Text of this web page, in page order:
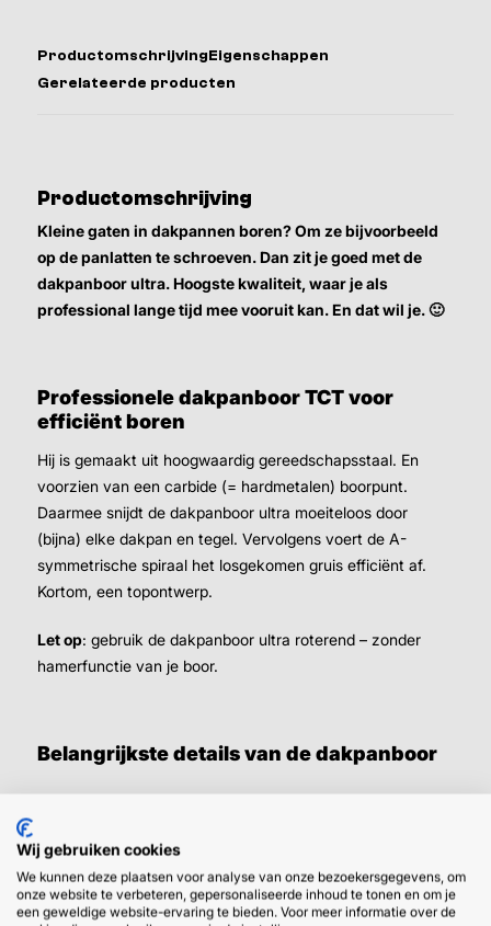
ProductomschrijvingEigenschappen
Gerelateerde producten
Productomschrijving
Kleine gaten in dakpannen boren? Om ze bijvoorbeeld
op de panlatten te schroeven. Dan zit je goed met de
dakpanboor ultra. Hoogste kwaliteit, waar je als
professional lange tijd mee vooruit kan. En dat wil je. 🙂
Professionele dakpanboor TCT voor
efficiënt boren
Hij is gemaakt uit hoogwaardig gereedschapsstaal. En
voorzien van een carbide (= hardmetalen) boorpunt.
Daarmee snijdt de dakpanboor ultra moeiteloos door
(bijna) elke dakpan en tegel. Vervolgens voert de A-
symmetrische spiraal het losgekomen gruis efficiënt af.
Kortom, een topontwerp.
Let op: gebruik de dakpanboor ultra roterend – zonder
hamerfunctie van je boor.
Belangrijkste details van de dakpanboor
Cilindrische aansluiting
↪ Geschikt voor standaard boormachine
Boren in tegels en dakpannen tot hardheid 9
Wij gebruiken cookies
We kunnen deze plaatsen voor analyse van onze bezoekersgegevens, om
onze website te verbeteren, gepersonaliseerde inhoud te tonen en om je
een geweldige website-ervaring te bieden. Voor meer informatie over de